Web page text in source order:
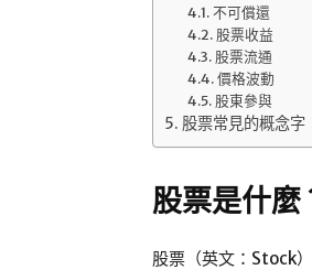
不可償還
股票收益
股票流通
價格波動
股東參與
股票常見的概念字
股票是什麼
股票（英文：Stock